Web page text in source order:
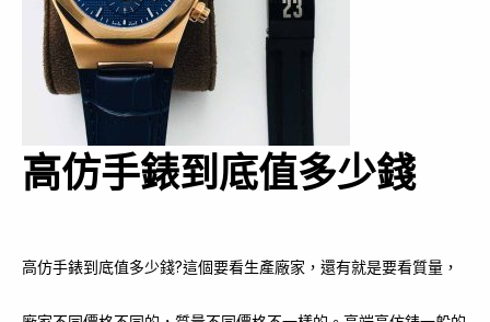
高仿手錶到底值多少錢
高仿手錶到底值多少錢?這個要看生產廠家，還有就是要看質量，